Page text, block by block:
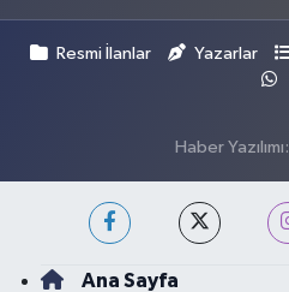
Resmi İlanlar Yazarlar
Haber Yazılımı:
Ana Sayfa